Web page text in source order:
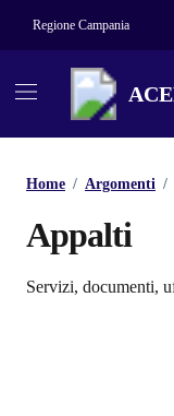
Regione Campania
Home / Argomenti /
Appalti
Dettagli
Servizi, documenti,